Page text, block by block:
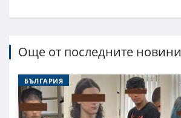
Още от последните новини
БЪЛГАРИЯ